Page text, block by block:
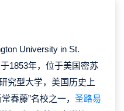
University in St.
1853年，位于美国密苏
究型大学，美国历史上
春藤”名校之一， 圣路易